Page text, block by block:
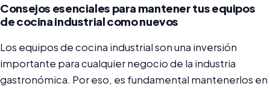
Consejos esenciales para mantener tus equipos
de cocina industrial como nuevos
Los equipos de cocina industrial son una inversión
importante para cualquier negocio de la industria
gastronómica. Por eso, es fundamental mantenerlos en